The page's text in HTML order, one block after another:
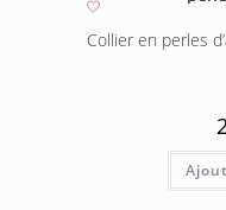
Collier en perles